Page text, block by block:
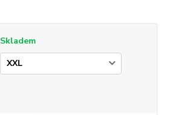
Skladem